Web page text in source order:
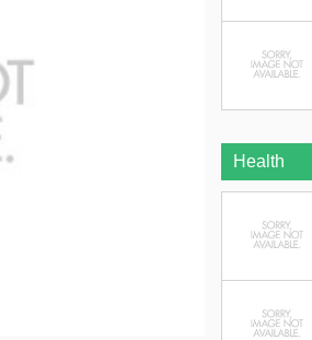
Health